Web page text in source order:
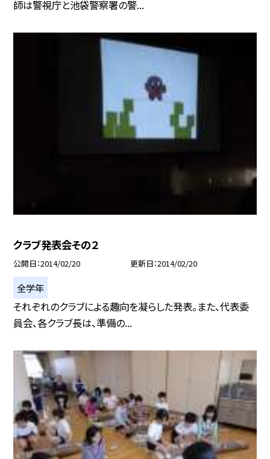
師は警視庁と池袋警察署の警...
クラブ発表会その２
公開日 2014/02/20 更新日 2014/02/20
全学年
それぞれのクラブによる趣向を凝らした発表。また、代表委
員会、各クラブ長は、準備の...